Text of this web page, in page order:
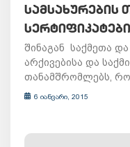
ᲡᲐᲛᲡᲐᲮᲣᲠᲔᲑᲘᲡ
შინაგან საქმეთა
არქივებისა და
თანამშრომლებს,
6 იანვარი, 2015